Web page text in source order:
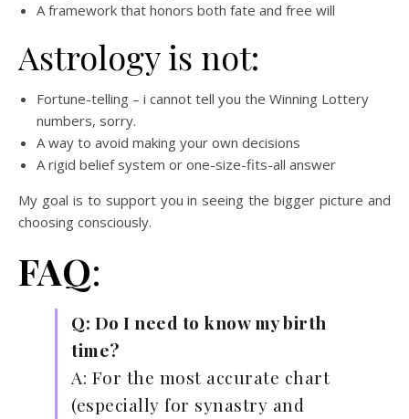
A framework that honors both fate and free will
Astrology is not:
Fortune-telling – i cannot tell you the Winning Lottery
numbers, sorry.
A way to avoid making your own decisions
A rigid belief system or one-size-fits-all answer
My goal is to support you in seeing the bigger picture and
choosing consciously.
FAQ:
Q: Do I need to know my birth
time?
A: For the most accurate chart
(especially for synastry and